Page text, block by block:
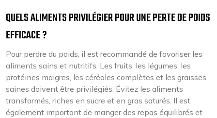
QUELS ALIMENTS PRIVILÉGIER POUR UNE PERTE DE POIDS
EFFICACE ?
Pour perdre du poids, il est recommandé de favoriser les
aliments sains et nutritifs. Les fruits, les légumes, les
protéines maigres, les céréales complètes et les graisses
saines doivent être privilégiés. Évitez les aliments
transformés, riches en sucre et en gras saturés. Il est
également important de manger des repas équilibrés et